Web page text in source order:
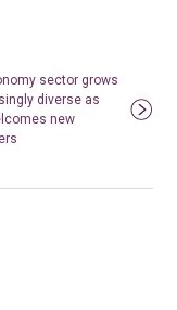
sector grows
diverse as
new